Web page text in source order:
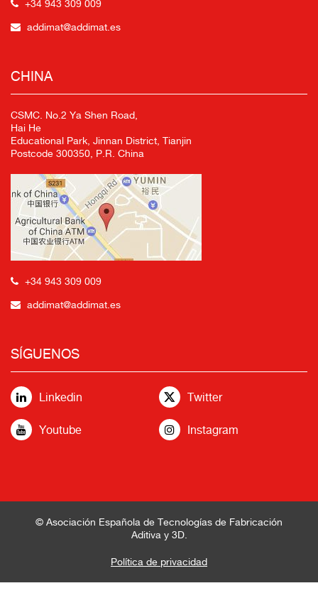
+34 943 309 009
addimat@addimat.es
CHINA
CSMC. No.2 Ya Shen Road,
Hai He
Educational Park, Jinnan District, Tianjin
Postcode 300350, P.R. China
+34 943 309 009
addimat@addimat.es
SÍGUENOS
Linkedin Twitter
Youtube Instagram
© Asociación Española de Tecnologías de Fabricación
Aditiva y 3D.
Política de privacidad